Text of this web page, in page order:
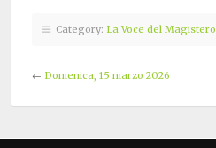
Category: La Voce del Magistero
← Domenica, 15 marzo 2026